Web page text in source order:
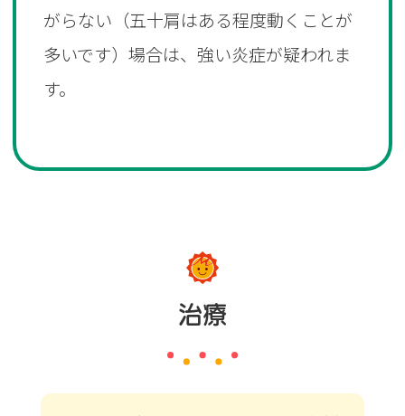
がらない（五十肩はある程度動くことが
多いです）場合は、強い炎症が疑われま
す。
治療